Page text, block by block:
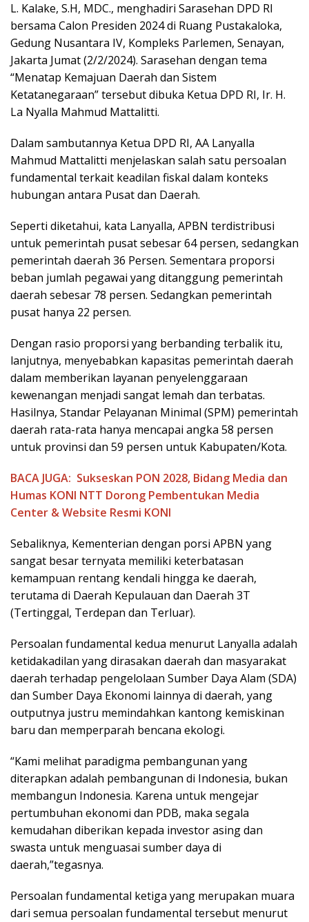
L. Kalake, S.H, MDC., menghadiri Sarasehan DPD RI
bersama Calon Presiden 2024 di Ruang Pustakaloka,
Gedung Nusantara IV, Kompleks Parlemen, Senayan,
Jakarta Jumat (2/2/2024). Sarasehan dengan tema
“Menatap Kemajuan Daerah dan Sistem
Ketatanegaraan” tersebut dibuka Ketua DPD RI, Ir. H.
La Nyalla Mahmud Mattalitti.
Dalam sambutannya Ketua DPD RI, AA Lanyalla
Mahmud Mattalitti menjelaskan salah satu persoalan
fundamental terkait keadilan fiskal dalam konteks
hubungan antara Pusat dan Daerah.
Seperti diketahui, kata Lanyalla, APBN terdistribusi
untuk pemerintah pusat sebesar 64 persen, sedangkan
pemerintah daerah 36 Persen. Sementara proporsi
beban jumlah pegawai yang ditanggung pemerintah
daerah sebesar 78 persen. Sedangkan pemerintah
pusat hanya 22 persen.
Dengan rasio proporsi yang berbanding terbalik itu,
lanjutnya, menyebabkan kapasitas pemerintah daerah
dalam memberikan layanan penyelenggaraan
kewenangan menjadi sangat lemah dan terbatas.
Hasilnya, Standar Pelayanan Minimal (SPM) pemerintah
daerah rata-rata hanya mencapai angka 58 persen
untuk provinsi dan 59 persen untuk Kabupaten/Kota.
BACA JUGA: Sukseskan PON 2028, Bidang Media dan
Humas KONI NTT Dorong Pembentukan Media
Center & Website Resmi KONI
Sebaliknya, Kementerian dengan porsi APBN yang
sangat besar ternyata memiliki keterbatasan
kemampuan rentang kendali hingga ke daerah,
terutama di Daerah Kepulauan dan Daerah 3T
(Tertinggal, Terdepan dan Terluar).
Persoalan fundamental kedua menurut Lanyalla adalah
ketidakadilan yang dirasakan daerah dan masyarakat
daerah terhadap pengelolaan Sumber Daya Alam (SDA)
dan Sumber Daya Ekonomi lainnya di daerah, yang
outputnya justru memindahkan kantong kemiskinan
baru dan memperparah bencana ekologi.
“Kami melihat paradigma pembangunan yang
diterapkan adalah pembangunan di Indonesia, bukan
membangun Indonesia. Karena untuk mengejar
pertumbuhan ekonomi dan PDB, maka segala
kemudahan diberikan kepada investor asing dan
swasta untuk menguasai sumber daya di
daerah,”tegasnya.
Persoalan fundamental ketiga yang merupakan muara
dari semua persoalan fundamental tersebut menurut